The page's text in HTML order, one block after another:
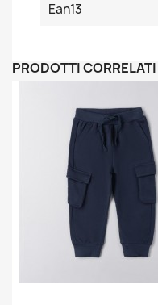
Ean13
PRODOTTI CORRELATI